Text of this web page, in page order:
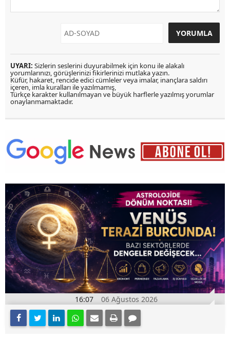
UYARI: Sizlerin seslerini duyurabilmek için konu ile alakalı
yorumlarınızı, görüşlerinizi fikirlerinizi mutlaka yazın.
Küfür, hakaret, rencide edici cümleler veya imalar, inançlara saldırı
içeren, imla kuralları ile yazılmamış,
Türkçe karakter kullanılmayan ve büyük harflerle yazılmış yorumlar
onaylanmamaktadır.
16:07 06 Ağustos 2026